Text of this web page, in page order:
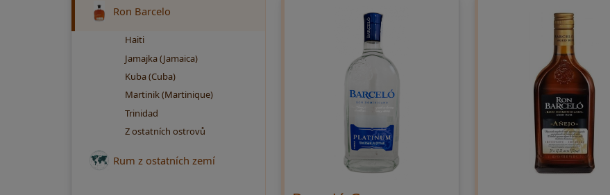
Ron Barcelo
Haiti
Jamajka (Jamaica)
Kuba (Cuba)
Martinik (Martinique)
Trinidad
Z ostatních ostrovů
Rum z ostatních zemí